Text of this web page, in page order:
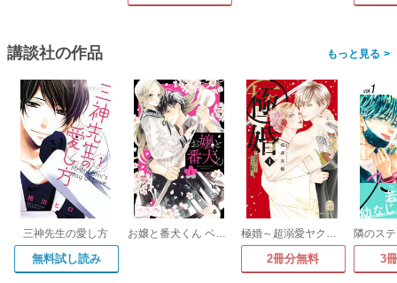
講談社の作品 >
三神先生の愛し方
無料試し読み
お嬢と番犬くん ベツフレプチ 極婚～超溺愛ヤクザとケイヤク結婚!?～
2冊分無料 3